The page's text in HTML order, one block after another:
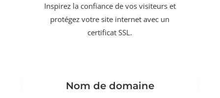
Inspirez la confiance de vos visiteurs et
protégez votre site internet avec un
certificat SSL.
Nom de domaine